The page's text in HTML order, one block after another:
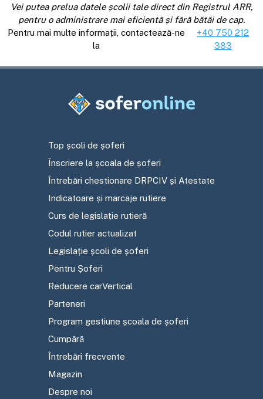
Vei putea prelua datele școlii tale direct din Registrul ARR,
pentru o administrare mai eficientă și fără bătăi de cap.
Pentru mai multe informații, contactează-ne
la
+40 750 212
383
Top școli de șoferi
Înscriere la școala de șoferi
Întrebări chestionare DRPCIV și Atestate
Indicatoare și marcaje rutiere
Curs de legislație rutieră
Codul rutier actualizat
Legislație școli de șoferi
Pentru Șoferi
Reducere carVertical
Parteneri
Program gestiune școala de șoferi
Cumpără
Întrebări frecvente
Magazin
Despre noi